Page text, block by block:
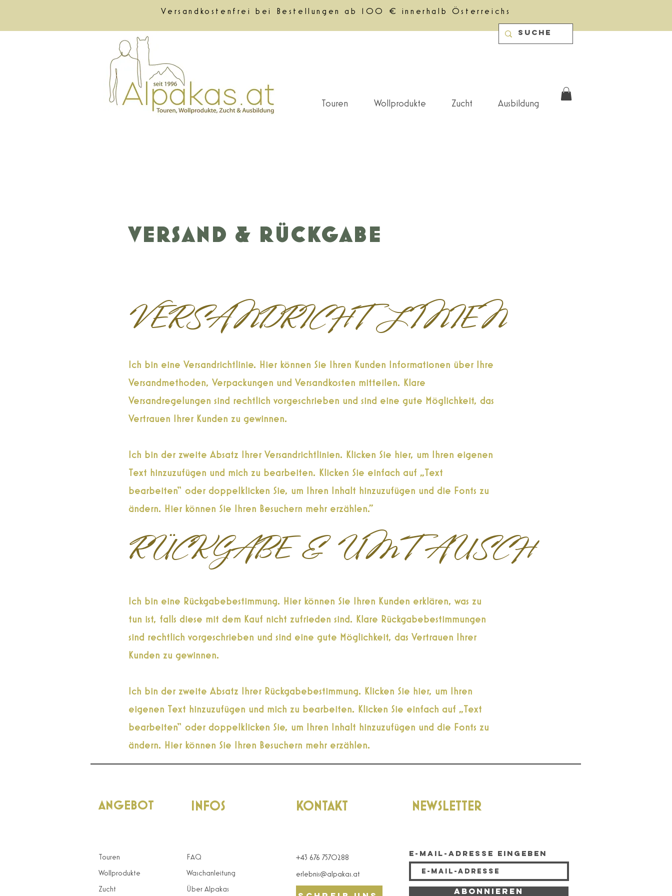
Versandkostenfrei bei Bestellungen ab 100 € innerhalb Österreichs
Touren Wollprodukte Zucht Ausbildung
VERSAND & RÜCKGABE
VERSANDRICHTLINIEN
Ich bin eine Versandrichtlinie. Hier können Sie Ihren Kunden Informationen über Ihre
Versandmethoden, Verpackungen und Versandkosten mitteilen. Klare
Versandregelungen sind rechtlich vorgeschrieben und sind eine gute Möglichkeit, das
Vertrauen Ihrer Kunden zu gewinnen.
Ich bin der zweite Absatz Ihrer Versandrichtlinien. Klicken Sie hier, um Ihren eigenen
Text hinzuzufügen und mich zu bearbeiten. Klicken Sie einfach auf „Text
bearbeiten“ oder doppelklicken Sie, um Ihren Inhalt hinzuzufügen und die Fonts zu
ändern. Hier können Sie Ihren Besuchern mehr erzählen."
RÜCKGABE & UMTAUSCH
Ich bin eine Rückgabebestimmung. Hier können Sie Ihren Kunden erklären, was zu
tun ist, falls diese mit dem Kauf nicht zufrieden sind. Klare Rückgabebestimmungen
sind rechtlich vorgeschrieben und sind eine gute Möglichkeit, das Vertrauen Ihrer
Kunden zu gewinnen.
Ich bin der zweite Absatz Ihrer Rückgabebestimmung. Klicken Sie hier, um Ihren
eigenen Text hinzuzufügen und mich zu bearbeiten. Klicken Sie einfach auf „Text
bearbeiten“ oder doppelklicken Sie, um Ihren Inhalt hinzuzufügen und die Fonts zu
ändern. Hier können Sie Ihren Besuchern mehr erzählen.
ANGEBOT
Touren
Wollprodukte
Zucht
INFOS
FAQ
Waschanleitung
Über Alpakas
KONTAKT
+43 676 7570288
erlebnis@alpakas.at
NEWSLETTER
E-Mail-Adresse eingeben
Abonnieren